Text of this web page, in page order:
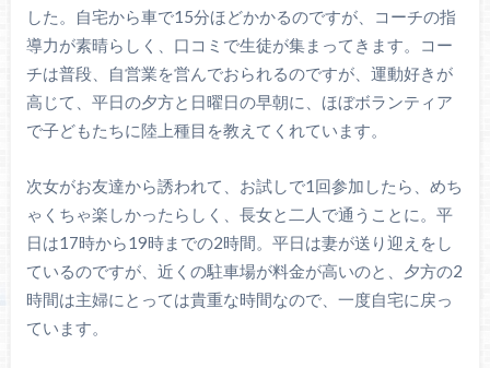
した。自宅から車で15分ほどかかるのですが、コーチの指
導力が素晴らしく、口コミで生徒が集まってきます。コー
チは普段、自営業を営んでおられるのですが、運動好きが
高じて、平日の夕方と日曜日の早朝に、ほぼボランティア
で子どもたちに陸上種目を教えてくれています。
次女がお友達から誘われて、お試しで1回参加したら、めち
ゃくちゃ楽しかったらしく、長女と二人で通うことに。平
日は17時から19時までの2時間。平日は妻が送り迎えをし
ているのですが、近くの駐車場が料金が高いのと、夕方の2
時間は主婦にとっては貴重な時間なので、一度自宅に戻っ
ています。